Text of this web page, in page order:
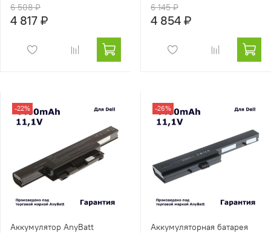
6 508 ₽
4 817 ₽
6 145 ₽
4 854 ₽
-22%
Аккумулятор AnyBatt
-26%
Аккумуляторная батарея